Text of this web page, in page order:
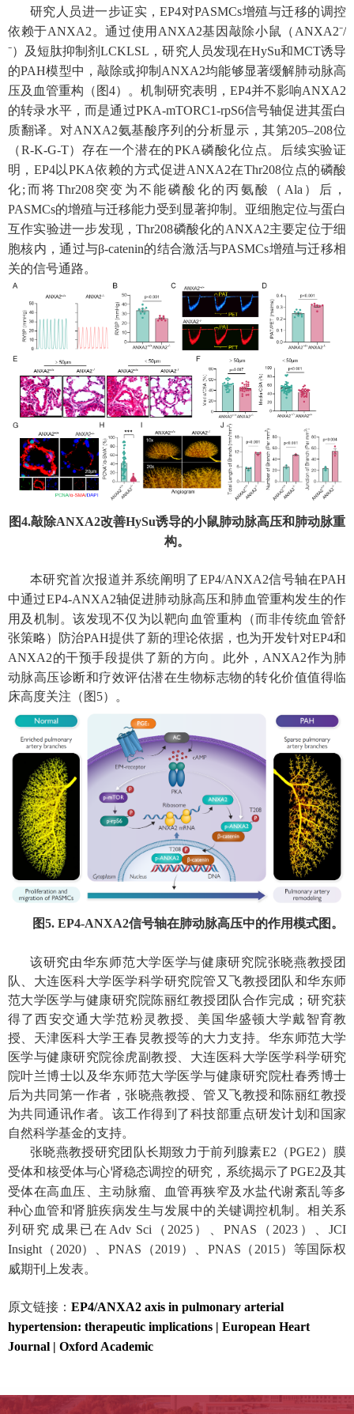
研究人员进一步证实，EP4对PASMCs增殖与迁移的调控
依赖于ANXA2 。通过使用 ANXA2基因敲除小鼠（ ANXA2⁻/
⁻）及短肽抑制剂LCKLSL ，研究人员发现在HySu和MCT诱导
的PAH模型中，敲除或抑制 ANXA2均能够显著缓解肺动脉高
压及血管重构（图4）。机制研究表明， EP4并不影响ANXA2
的转录水平，而是通过PKA-mTORC1-rpS6信号轴促进其蛋白
质翻译。对ANXA2氨基酸序列的分析显示，其第205–208位
（R-K-G-T）存在一个潜在的PKA磷酸化位点。后续实验证
明， EP4以PKA依赖的方式促进ANXA2在Thr208位点的磷酸
化; 而将Thr208突变为不能磷酸化的丙氨酸（ Ala ）后，
PASMCs的增殖与迁移能力受到显著抑制。亚细胞定位与蛋白
互作实验进一步发现，Thr208磷酸化的ANXA2主要定位于细
胞核内，通过与β-catenin的结合激活与PASMCs增殖与迁移相
关的信号通路。
图4.敲除ANXA2改善HySu诱导的小鼠肺动脉高压和肺动脉重
构。
本研究首次报道并系统阐明了EP4/ANXA2信号轴在PAH
中通过EP4-ANXA2轴促进肺动脉高压和肺血管重构发生的作
用及机制。该发现不仅为以靶向血管重构（而非传统血管舒
张策略）防治PAH提供了新的理论依据，也为开发针对EP4和
ANXA2的干预手段提供了新的方向。此外， ANXA2作为肺
动脉高压诊断和疗效评估潜在生物标志物的转化价值值得临
床高度关注（图 5）。
图5. EP4-ANXA2信号轴在肺动脉高压中的作用模式图。
该研究由华东师范大学医学与健康研究院张晓燕教授团
队、大连医科大学医学科学研究院管又飞教授团队和华东师
范大学医学与健康研究院陈丽红教授团队合作完成；研究获
得了西安交通大学范粉灵教授、美国华盛顿大学戴智育教
授、天津医科大学王春炅教授等的大力支持。华东师范大学
医学与健康研究院徐虎副教授、大连医科大学医学科学研究
院叶兰博士以及华东师范大学医学与健康研究院杜春秀博士
后为共同第一作者，张晓燕教授、管又飞教授和陈丽红教授
为共同通讯作者。该工作得到了科技部重点研发计划和国家
自然科学基金的支持。
张晓燕教授研究团队长期致力于前列腺素E2 （PGE2 ）膜
受体和核受体与心肾稳态调控的研究，系统揭示了PGE2及其
受体在高血压、主动脉瘤、血管再狭窄及水盐代谢紊乱等多
种心血管和肾脏疾病发生与发展中的关键调控机制。相关系
列研究成果已在 Adv Sci （ 2025 ）、 PNAS （ 2023 ）、JCI
Insight （ 2020）、 PNAS （2019）、 PNAS （ 2015）等国际权
威期刊上发表。
原文链接： EP4/ANXA2 axis in pulmonary arterial
hypertension: therapeutic implications | European Heart
Journal | Oxford Academic